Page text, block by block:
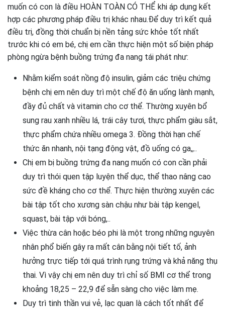
muốn có con là điều HOÀN TOÀN CÓ THỂ khi áp dụng kết
hợp các phương pháp điều trị khác nhau.Để duy trì kết quả
điều trị, đồng thời chuẩn bị nền tảng sức khỏe tốt nhất
trước khi có em bé, chị em cần thực hiện một số biện pháp
phòng ngừa bệnh buồng trứng đa nang tái phát như:
Nhằm kiểm soát nồng độ insulin, giảm các triệu chứng
bệnh chị em nên duy trì một chế độ ăn uống lành mạnh,
đầy đủ chất và vitamin cho cơ thể. Thường xuyên bổ
sung rau xanh nhiều lá, trái cây tươi, thực phẩm giàu sắt,
thực phẩm chứa nhiều omega 3. Đồng thời hạn chế
thức ăn nhanh, nội tạng động vật, đồ uống có ga,,..
Chị em bị buồng trứng đa nang muốn có con cần phải
duy trì thói quen tập luyện thể dục, thể thao nâng cao
sức đề kháng cho cơ thể. Thực hiện thường xuyên các
bài tập tốt cho xương sàn chậu như bài tập kengel,
squast, bài tập với bóng,..
Việc thừa cân hoặc béo phi là một trong những nguyên
nhân phổ biến gây ra mất cân bằng nội tiết tố, ảnh
hưởng trực tiếp tới quá trình rụng trứng và khả năng thụ
thai. Vì vậy chị em nên duy trì chỉ số BMI cơ thể trong
khoảng 18,25 – 22,9 để sẵn sàng cho việc làm mẹ.
Duy trì tinh thần vui vẻ, lạc quan là cách tốt nhất để